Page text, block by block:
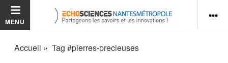
MENU
Accueil Tag #pierres-precieuses